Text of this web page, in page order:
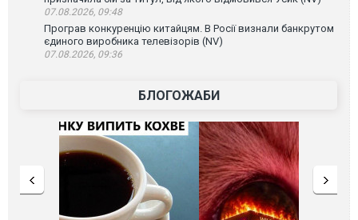
07.08.2026, 09:48
Програв конкуренцію китайцям. В Росії визнали банкрутом
єдиного виробника телевізорів (NV)
07.08.2026, 09:36
БЛОГОЖАБИ